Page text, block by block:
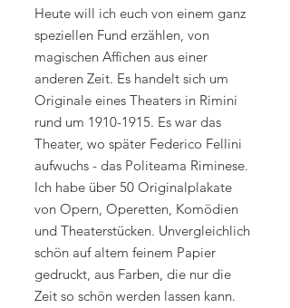
Heute will ich euch von einem ganz
speziellen Fund erzählen, von
magischen Affichen aus einer
anderen Zeit. Es handelt sich um
Originale eines Theaters in Rimini
rund um 1910-1915. Es war das
Theater, wo später Federico Fellini
aufwuchs - das Politeama Riminese.
Ich habe über 50 Originalplakate
von Opern, Operetten, Komödien
und Theaterstücken. Unvergleichlich
schön auf altem feinem Papier
gedruckt, aus Farben, die nur die
Zeit so schön werden lassen kann.